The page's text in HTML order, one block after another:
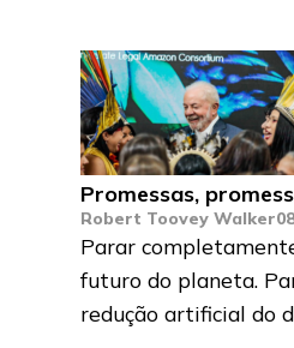
Promessas,
Robert Toovey Walker
Parar
futuro do planeta.
redução artificial do